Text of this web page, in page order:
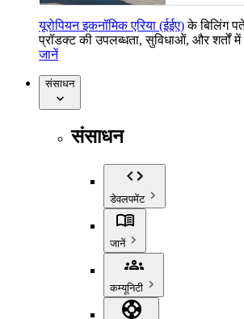
यूरोपियन इकनॉमिक एरिया (ईईए)के बिलिंग
प्रॉडक्ट की उपलब्धता, सुविधाओं, और शर्तों
जानें
संसाधन
संसाधन
डेवलपमेंट
जानें
कम्यूनिटी